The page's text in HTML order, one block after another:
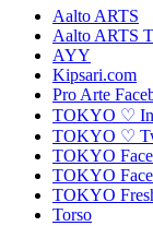
Aalto ARTS
Aalto ARTS
AYY
Kipsari.com
Pro Arte
TOKYO ♡
TOKYO ♡
TOKYO
TOKYO
TOKYO
Torso